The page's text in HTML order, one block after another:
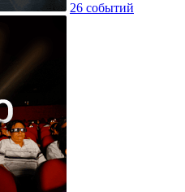
26 событий